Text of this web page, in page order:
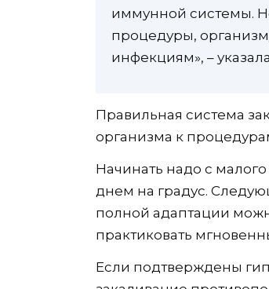
иммунной системы.
процедуры,
инфекциям», –
Правильная система
организма к
Начинать надо с
днем на градус.
полной адаптации
практиковать
Если подтверждены